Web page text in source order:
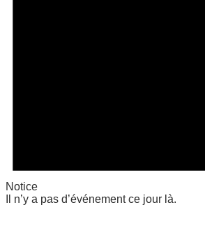
Notice
Il n’y a pas d’événement ce jour là.